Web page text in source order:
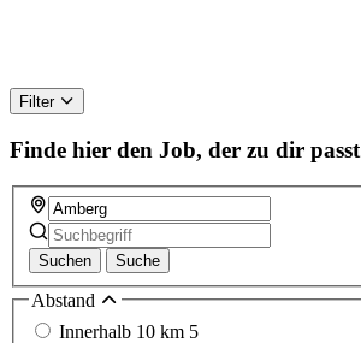
Filter
Finde hier den Job, der zu dir passt
Suchen Suche
Abstand
Innerhalb 10 km 5